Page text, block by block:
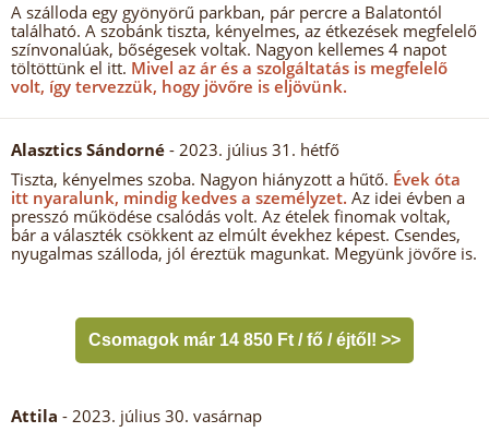
A szálloda egy gyönyörű parkban, pár percre a Balatontól
található. A szobánk tiszta, kényelmes, az étkezések megfelelő
színvonalúak, bőségesek voltak. Nagyon kellemes 4 napot
töltöttünk el itt. Mivel az ár és a szolgáltatás is megfelelő
volt, így tervezzük, hogy jövőre is eljövünk.
Alasztics Sándorné - 2023. július 31. hétfő
Tiszta, kényelmes szoba. Nagyon hiányzott a hűtő. Évek óta
itt nyaralunk, mindig kedves a személyzet. Az idei évben a
presszó működése csalódás volt. Az ételek finomak voltak,
bár a választék csökkent az elmúlt évekhez képest. Csendes,
nyugalmas szálloda, jól éreztük magunkat. Megyünk jövőre is.
Csomagok már 14 850 Ft / fő / éjtől! >>
Attila - 2023. július 30. vasárnap